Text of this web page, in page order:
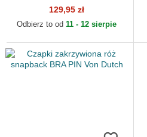
129,95 zł
Odbierz to od 11 - 12 sierpie